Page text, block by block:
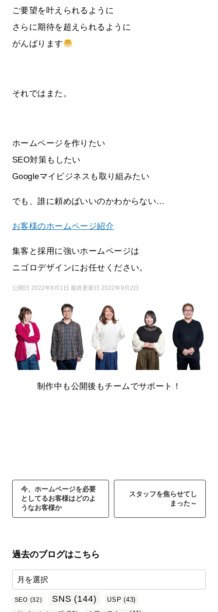
ご要望を叶えられるように
さらに期待を超えられるように
がんばります
それではまた。
ホームページを作りたい
SEO対策もしたい
Googleマイビジネスも取り組みたい
でも、誰に頼めばいいのかわからない…
お客様のホームページ紹介
集客と採用に強いホームページは
ニゴロデザインにお任せください。
公開日 2022年9月1日 最終更新日 2022年9月2日
制作中も公開後もチームでサポート！
今、ホームページを必要
としてるお客様はどのよ
うなお客様か
スタッフを焦らせてし
まった～
過去のブログはこちら
SEO (32) SNS (144) USP (43)